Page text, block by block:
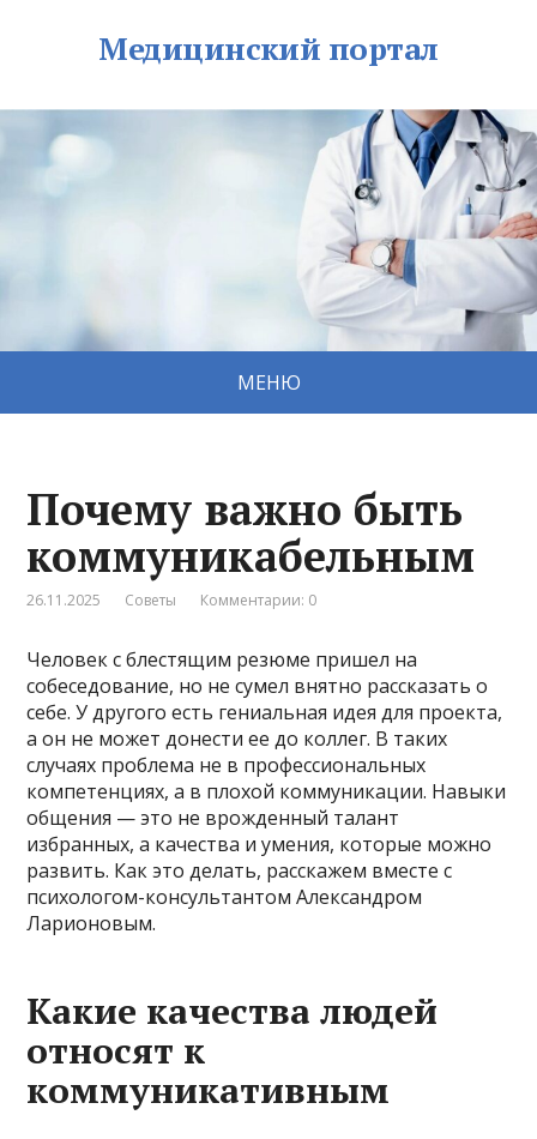
Медицинский портал
МЕНЮ
Почему важно быть
коммуникабельным
26.11.2025 Советы Комментарии: 0
Человек с блестящим резюме пришел на
собеседование, но не сумел внятно рассказать о
себе. У другого есть гениальная идея для проекта,
а он не может донести ее до коллег. В таких
случаях проблема не в профессиональных
компетенциях, а в плохой коммуникации. Навыки
общения — это не врожденный талант
избранных, а качества и умения, которые можно
развить. Как это делать, расскажем вместе с
психологом-консультантом Александром
Ларионовым.
Какие качества людей
относят к
коммуникативным